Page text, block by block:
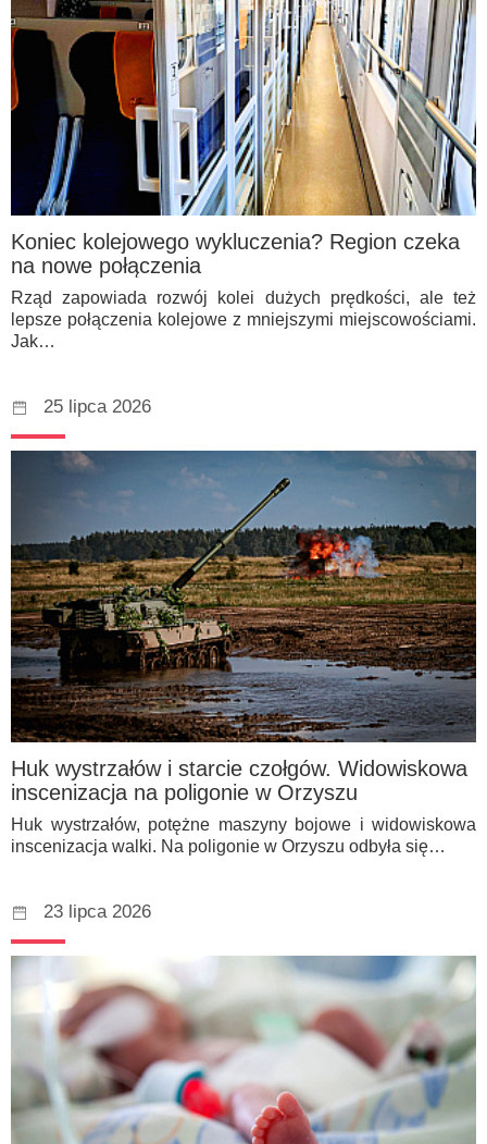
Koniec kolejowego wykluczenia? Region czeka
na nowe połączenia
Rząd zapowiada rozwój kolei dużych prędkości, ale też
lepsze połączenia kolejowe z mniejszymi miejscowościami.
Jak…
25 lipca 2026
Huk wystrzałów i starcie czołgów. Widowiskowa
inscenizacja na poligonie w Orzyszu
Huk wystrzałów, potężne maszyny bojowe i widowiskowa
inscenizacja walki. Na poligonie w Orzyszu odbyła się…
23 lipca 2026